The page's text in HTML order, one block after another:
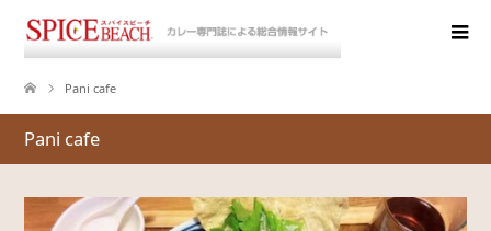
Pani cafe
Pani cafe